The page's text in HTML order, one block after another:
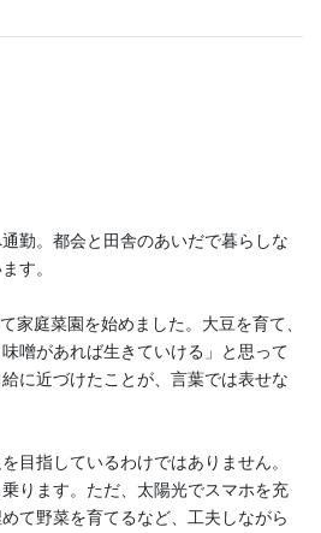
勤。都会と田舎のあいだで暮らしな
す。
家庭菜園を始めました。大豆を育て、
噌があれば生きていける」と思って
に近づけたことが、言葉では表せな
目指しているわけではありません。
ります。ただ、太陽光でスマホを充
て野菜を育てるなど、工夫しながら